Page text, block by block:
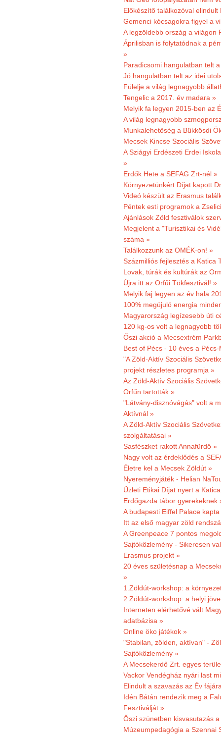
Előkészítő találkozóval
Gemenci kócsagokra figyel a
A legzöldebb ország a világon
Áprilisban is folytatódnak a
»
Paradicsomi hangulatban telt
Jó hangulatban telt az idei
Fülelje a világ legnagyobb
Tengelic a 2017. év madara »
Melyik fa legyen 2015-ben az
A világ legnagyobb
Munkalehetőség a Bükkösdi
Mecsek Kincse Szociális
A Sziágyi Erdészeti Erdei
»
Erdők Hete a SEFAG Zrt-nél »
Környezetünkért Díjat kapott
Videó készült az Erasmus
Péntek esti programok a
Ajánlások Zöld fesztiválok
Megjelent a "Turisztikai és
száma »
Találkozzunk az OMÉK-on! »
Százmilliós fejlesztés a Katica
Lovak, túrák és kultúrák az
Újra itt az Orfűi Tökfesztivál! »
Melyik faj legyen az év hala
100% megújuló energia
Magyarország legízesebb úti
120 kg-os volt a legnagyobb
Őszi akció a Mecsextrém
Best of Pécs - 10 éves a
"A Zöld-Aktív Szociális
projekt részletes programja »
Az Zöld-Aktív Szociális
Orfűn tartották »
"Látvány-disznóvágás" volt a
Aktívnál »
A Zöld-Aktív Szociális
szolgáltatásai »
Sasfészket rakott Annafürdő »
Nagy volt az érdeklődés a
Életre kel a Mecsek Zöldút »
Nyereményjáték - Helian
Üzleti Etikai Díjat nyert a
Erdőgazda tábor gyerekeknek
A budapesti Eiffel Palace
Itt az első magyar zöld
A Greenpeace 7 pontos
Sajtóközlemény - Sikeresen
Erasmus projekt »
20 éves születésnap a
»
1.Zöldút-workshop: a
2.Zöldút-workshop: a helyi
Interneten elérhetővé vált
adatbázisa »
Online öko játékok »
"Stabilan, zölden, aktívan" -
Sajtóközlemény »
A Mecsekerdő Zrt. egyes
Vackor Vendégház nyári last
Elindult a szavazás az Év
Idén Bátán rendezik meg a
Fesztiválját »
Őszi szünetben kisvasutazás
Múzeumpedagógia a Szennai